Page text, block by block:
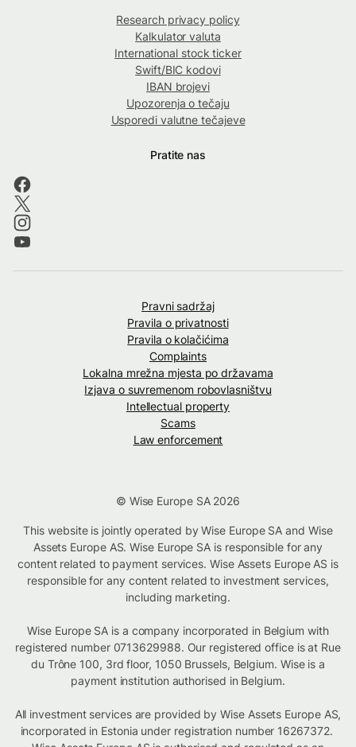
Research privacy policy
Kalkulator valuta
International stock ticker
Swift/BIC kodovi
IBAN brojevi
Upozorenja o tečaju
Usporedi valutne tečajeve
Pratite nas
Pravni sadržaj
Pravila o privatnosti
Pravila o kolačićima
Complaints
Lokalna mrežna mjesta po državama
Izjava o suvremenom robovlasništvu
Intellectual property
Scams
Law enforcement
© Wise Europe SA 2026
This website is jointly operated by Wise Europe SA and Wise
Assets Europe AS. Wise Europe SA is responsible for any
content related to payment services. Wise Assets Europe AS is
responsible for any content related to investment services,
including marketing.
Wise Europe SA is a company incorporated in Belgium with
registered number 0713629988. Our registered office is at Rue
du Trône 100, 3rd floor, 1050 Brussels, Belgium. Wise is a
payment institution authorised in Belgium.
All investment services are provided by Wise Assets Europe AS,
incorporated in Estonia under registration number 16267372.